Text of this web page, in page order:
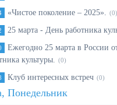
«Чистое поколение – 2025». (0)
25 марта - День работника
Ежегодно 25 марта в России
культуры. (0)
Клуб интересных встреч (0)
Понедельник